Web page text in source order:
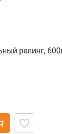
релинг,